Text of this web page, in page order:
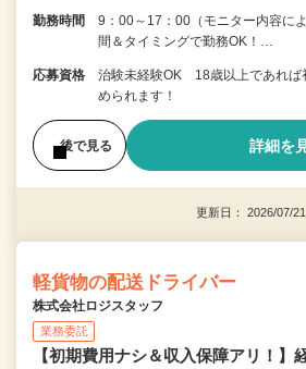
勤務時間
9：00～17：00（モニター内容に
間＆タイミングで勤務OK！…
応募資格
治験未経験OK 18歳以上であれば
められます！
後で見る 詳細を
更新日： 2026/07/
軽貨物の配送ドライバー
株式会社ロジスタッフ
業務委託
【初期費用ナシ＆収入保障アリ！】